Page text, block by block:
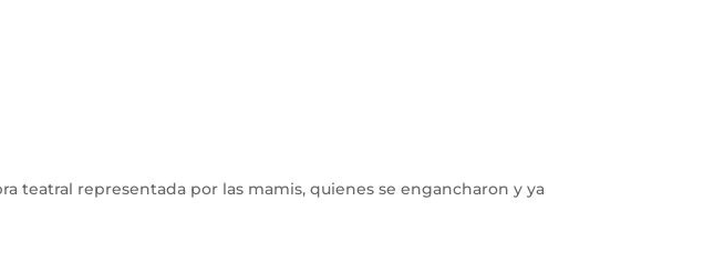
teatral representada por las mamis, quienes se engancharon y ya